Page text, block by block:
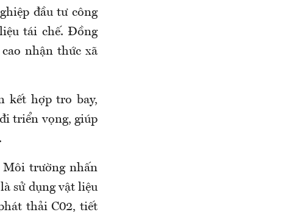
đầu tư công
tái chế. Đồng
nhận thức xã
kết hợp tro bay,
triển vọng, giúp
Môi trường nhấn
sử dụng vật liệu
thải C02, tiết